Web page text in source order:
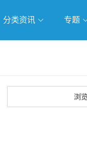
分类资讯 专题
浏